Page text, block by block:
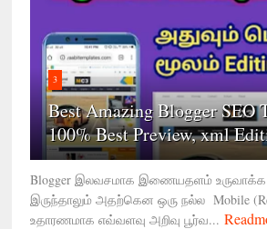
3
Best Amazing Blogger SEO
100% Best Preview, xml
Blogger இலவசமாக இணையதளம் உருவாக்க
இருந்தாலும் அதற்கென ஒரு நல்ல Mobile
உதாரணமாக எவ்வளவு அறிவு பூர்வ...